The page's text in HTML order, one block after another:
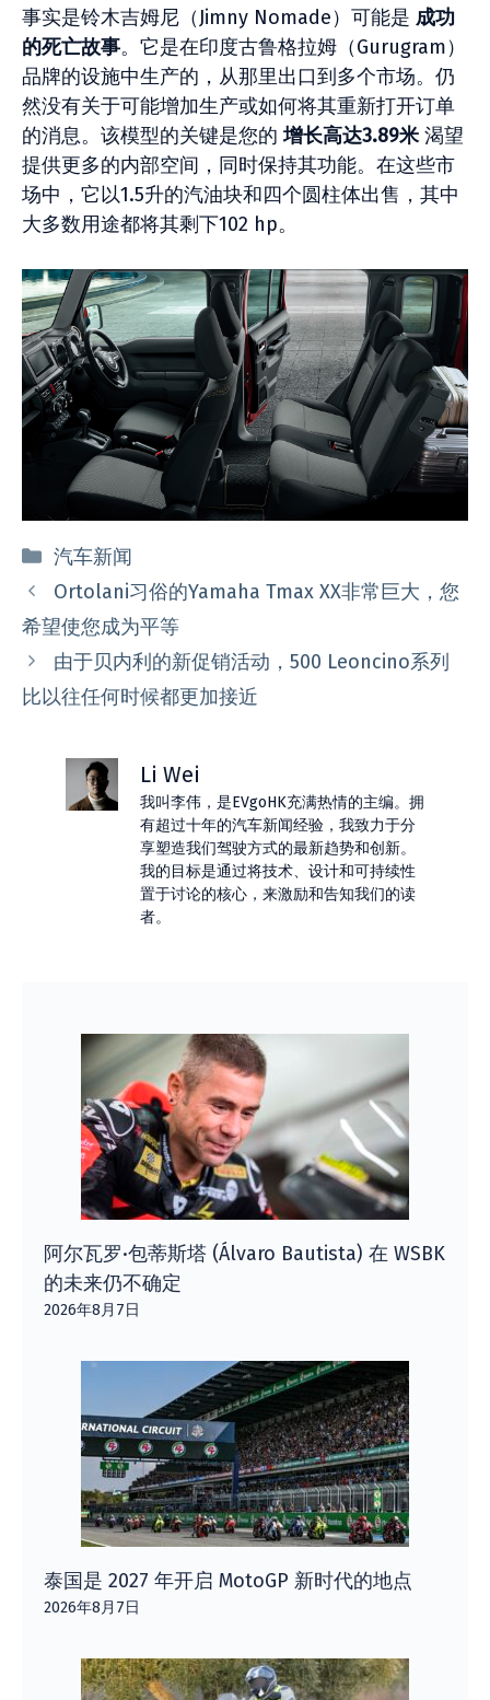
事实是铃木吉姆尼（Jimny Nomade）可能是 成功
的死亡故事。它是在印度古鲁格拉姆（Gurugram）
品牌的设施中生产的，从那里出口到多个市场。仍
然没有关于可能增加生产或如何将其重新打开订单
的消息。该模型的关键是您的增长高达3.89米渴望
提供更多的内部空间，同时保持其功能。在这些市
场中，它以1.5升的汽油块和四个圆柱体出售，其中
大多数用途都将其剩下102 hp。
分
类
汽车新闻
Ortolani习俗的Yamaha Tmax XX非常巨大，您
希望使您成为平等
由于贝内利的新促销活动，500 Leoncino系列
比以往任何时候都更加接近
Li Wei
我叫李伟，是EVgoHK充满热情的主编。拥
有超过十年的汽车新闻经验，我致力于分
享塑造我们驾驶方式的最新趋势和创新。
我的目标是通过将技术、设计和可持续性
置于讨论的核心，来激励和告知我们的读
者。
阿尔瓦罗·包蒂斯塔 (Álvaro Bautista) 在 WSBK
的未来仍不确定
2026年8月7日
泰国是 2027 年开启 MotoGP 新时代的地点
2026年8月7日